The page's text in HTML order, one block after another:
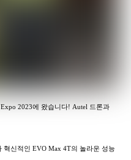
2023에 왔습니다! Autel 드론과
혁신적인 EVO Max 4T의 놀라운 성능